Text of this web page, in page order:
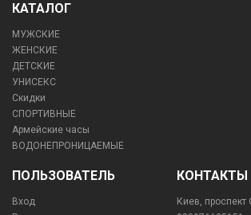
КАТАЛОГ
МУЖСКИЕ
ЖЕНСКИЕ
ДЕТСКИЕ
УНИСЕКС
Скидки
СПОРТИВНЫЕ
Армейские часы
ВОДОНЕПРОНИЦАЕМЫЕ
ПОЛЬЗОВАТЕЛЬ
Вход
КОНТАКТЫ
Киев,